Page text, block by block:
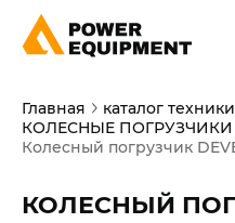
Главная
каталог техники
КОЛЕСНЫЕ ПОГРУЗЧИКИ
Колесный погрузчик
КОЛЕСНЫЙ